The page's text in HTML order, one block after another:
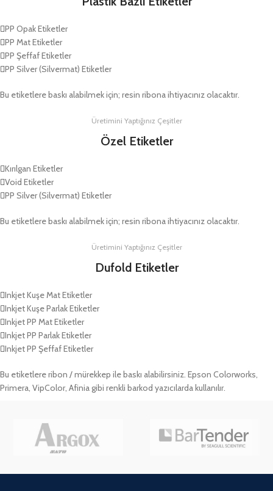
PP Opak Etiketler
PP Mat Etiketler
PP Şeffaf Etiketler
PP Silver (Silvermat) Etiketler
Bu etiketlere baskı alabilmek için; resin ribona ihtiyacınız olacaktır.
Üretimini Yaptığınız Çeşitler
Özel Etiketler
Kırılgan Etiketler
Void Etiketler
PP Silver (Silvermat) Etiketler
Bu etiketlere baskı alabilmek için; resin ribona ihtiyacınız olacaktır.
Üretimini Yaptığınız Çeşitler
Dufold Etiketler
Inkjet Kuşe Mat Etiketler
Inkjet Kuşe Parlak Etiketler
Inkjet PP Mat Etiketler
Inkjet PP Parlak Etiketler
Inkjet PP Şeffaf Etiketler
Bu etiketlere ribon / mürekkep ile baskı alabilirsiniz. Epson Colorworks,
Primera, VipColor, Afinia gibi renkli barkod yazıcılarda kullanılır.